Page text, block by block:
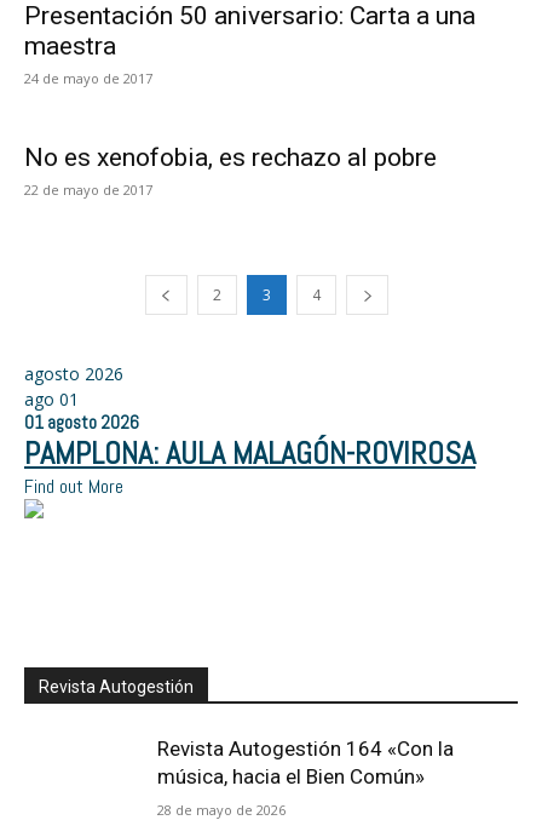
Presentación 50 aniversario: Carta a una
maestra
24 de mayo de 2017
No es xenofobia, es rechazo al pobre
22 de mayo de 2017
2 3 4
agosto 2026
ago 01
01 agosto 2026
PAMPLONA: AULA MALAGÓN-ROVIROSA
Find out More
Revista Autogestión
Revista Autogestión 164 «Con la
música, hacia el Bien Común»
28 de mayo de 2026